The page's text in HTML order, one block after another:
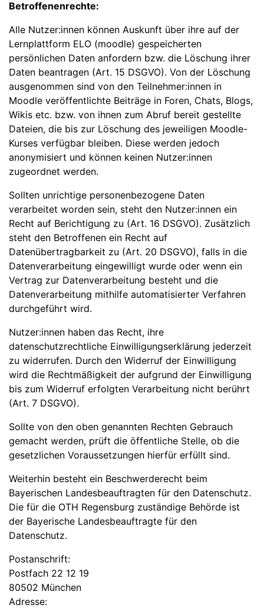
Betroffenenrechte:
Alle Nutzer:innen können Auskunft über ihre auf der
Lernplattform ELO (moodle) gespeicherten
persönlichen Daten anfordern bzw. die Löschung ihrer
Daten beantragen (Art. 15 DSGVO). Von der Löschung
ausgenommen sind von den Teilnehmer:innen in
Moodle veröffentlichte Beiträge in Foren, Chats, Blogs,
Wikis etc. bzw. von ihnen zum Abruf bereit gestellte
Dateien, die bis zur Löschung des jeweiligen Moodle-
Kurses verfügbar bleiben. Diese werden jedoch
anonymisiert und können keinen Nutzer:innen
zugeordnet werden.
Sollten unrichtige personenbezogene Daten
verarbeitet worden sein, steht den Nutzer:innen ein
Recht auf Berichtigung zu (Art. 16 DSGVO). Zusätzlich
steht den Betroffenen ein Recht auf
Datenübertragbarkeit zu (Art. 20 DSGVO), falls in die
Datenverarbeitung eingewilligt wurde oder wenn ein
Vertrag zur Datenverarbeitung besteht und die
Datenverarbeitung mithilfe automatisierter Verfahren
durchgeführt wird.
Nutzer:innen haben das Recht, ihre
datenschutzrechtliche Einwilligungserklärung jederzeit
zu widerrufen. Durch den Widerruf der Einwilligung
wird die Rechtmäßigkeit der aufgrund der Einwilligung
bis zum Widerruf erfolgten Verarbeitung nicht berührt
(Art. 7 DSGVO).
Sollte von den oben genannten Rechten Gebrauch
gemacht werden, prüft die öffentliche Stelle, ob die
gesetzlichen Voraussetzungen hierfür erfüllt sind.
Weiterhin besteht ein Beschwerderecht beim
Bayerischen Landesbeauftragten für den Datenschutz.
Die für die OTH Regensburg zuständige Behörde ist
der Bayerische Landesbeauftragte für den
Datenschutz.
Postanschrift:
Postfach 22 12 19
80502 München
Adresse: